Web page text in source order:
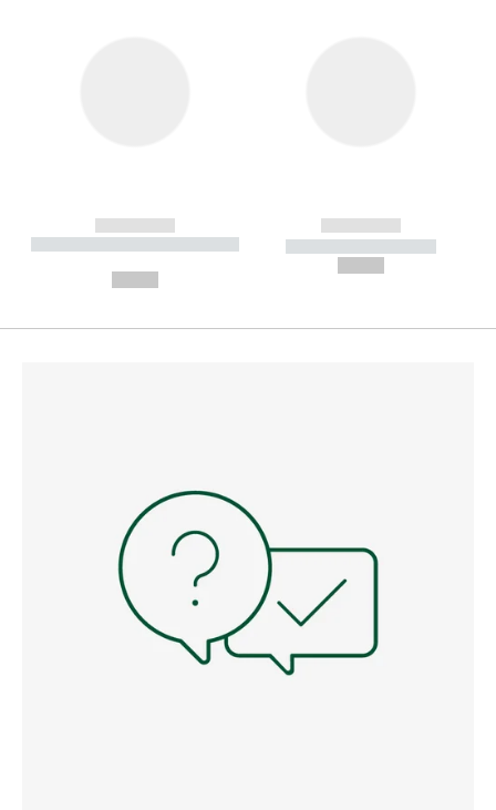
------------
----------- ----------- --------
------------
----------- -----------